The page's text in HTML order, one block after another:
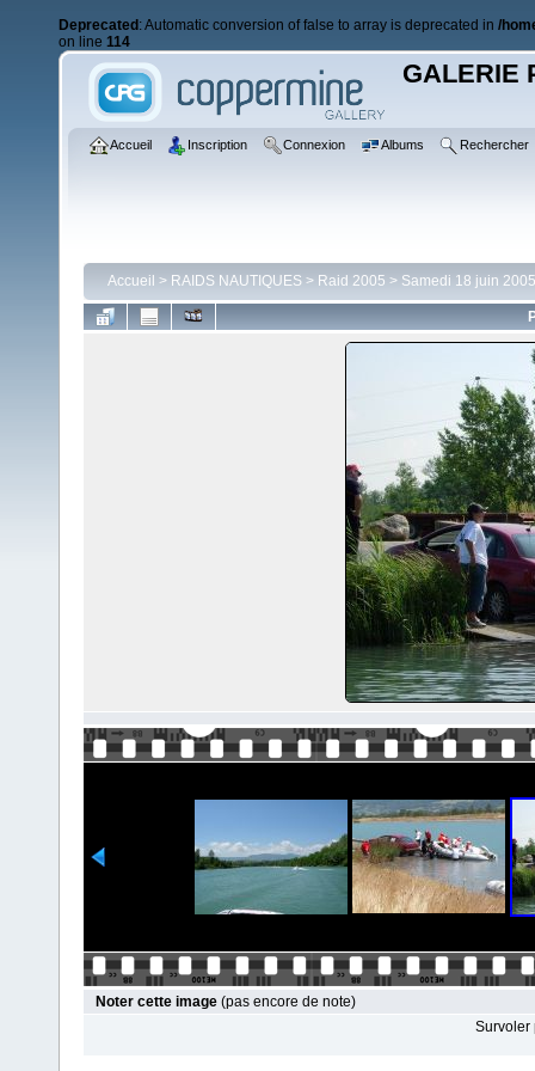
Deprecated : Automatic conversion of false to array is deprecated in /
on line 114
GALERIE
Accueil Inscription Connexion Albums Rechercher
Accueil > RAIDS NAUTIQUES > Raid 2005 > Samedi 18 juin 2005
Noter cette image (pas encore de note)
Survoler